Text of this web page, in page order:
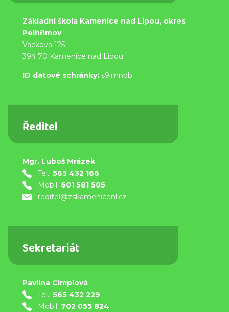
Základní škola Kamenice nad Lipou, okres
Pelhřimov
Vackova 125
394 70 Kamenice nad Lipou
ID datové schránky: s9imndb
Ředitel
Mgr. Luboš Mrázek
Tel.: 565 432 166
Mobil: 601 581 505
reditel@zskamenicenl.cz
Sekretariát
Pavlína Cimplová
Tel.: 565 432 229
Mobil: 702 055 824